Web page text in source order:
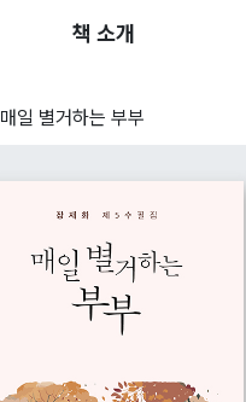
책 소개
매일 별거하는 부부